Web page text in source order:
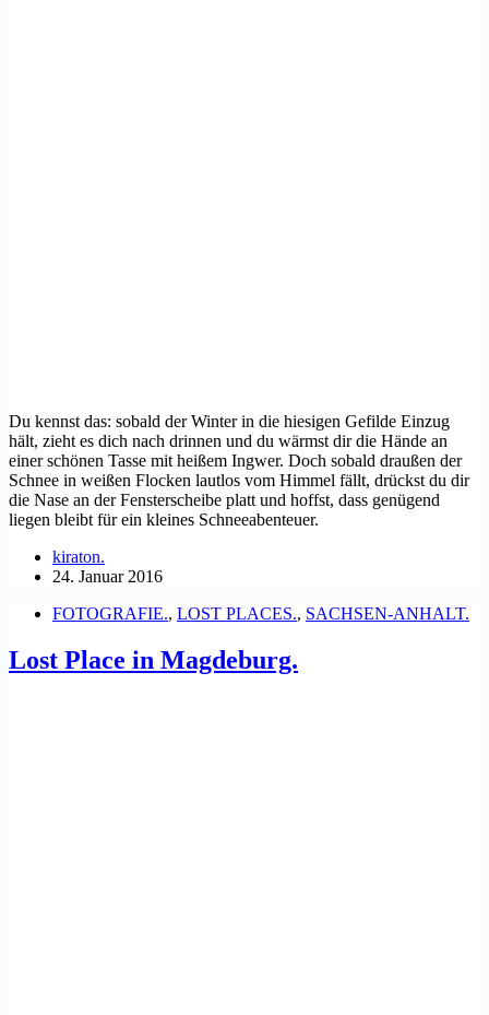
Du kennst das: sobald der Winter in die hiesigen Gefilde Einzug
hält, zieht es dich nach drinnen und du wärmst dir die Hände an
einer schönen Tasse mit heißem Ingwer. Doch sobald draußen der
Schnee in weißen Flocken lautlos vom Himmel fällt, drückst du dir
die Nase an der Fensterscheibe platt und hoffst, dass genügend
liegen bleibt für ein kleines Schneeabenteuer.
kiraton.
24. Januar 2016
FOTOGRAFIE., LOST PLACES., SACHSEN-ANHALT.
Lost Place in Magdeburg.